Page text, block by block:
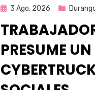
Publicada
3 Ago, 2026
PRESUME